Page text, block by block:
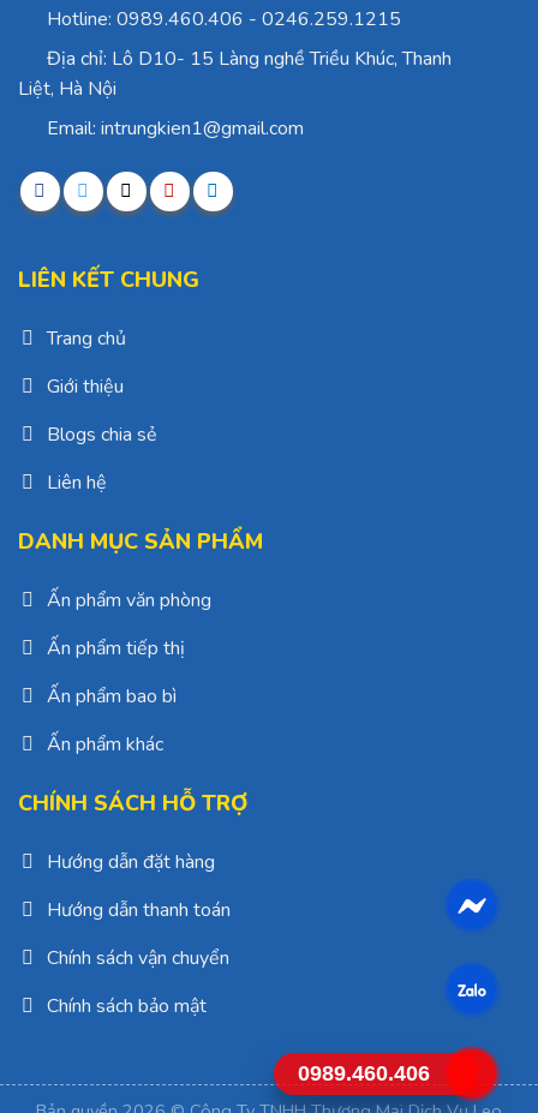
Hotline: 0989.460.406 - 0246.259.1215
Địa chỉ: Lô D10- 15 Làng nghề Triều Khúc, Thanh
Liệt, Hà Nội
Email: intrungkien1@gmail.com
LIÊN KẾT CHUNG
Trang chủ
Giới thiệu
Blogs chia sẻ
Liên hệ
DANH MỤC SẢN PHẨM
Ấn phẩm văn phòng
Ấn phẩm tiếp thị
Ấn phẩm bao bì
Ấn phẩm khác
CHÍNH SÁCH HỖ TRỢ
Hướng dẫn đặt hàng
Hướng dẫn thanh toán
Chính sách vận chuyển
Chính sách bảo mật
0989.460.406